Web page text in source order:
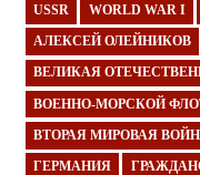
USSR WORLD WAR I
АЛЕКСЕЙ ОЛЕЙНИКОВ
ВЕЛИКАЯ
ВОЕННО-МОРСКОЙ
ВТОРАЯ МИРОВАЯ
ГЕРМАНИЯ